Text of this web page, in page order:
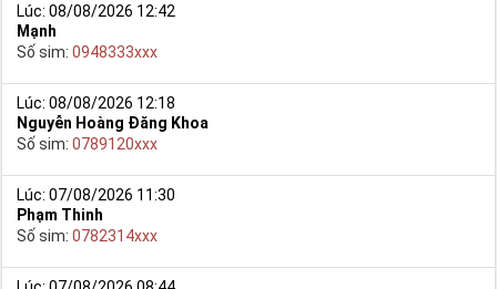
Lúc: 08/08/2026 12:42
Mạnh
Số sim: 0948333xxx
Lúc: 08/08/2026 12:18
Nguyễn Hoàng Đăng Khoa
Số sim: 0789120xxx
Lúc: 07/08/2026 11:30
Phạm Thinh
Số sim: 0782314xxx